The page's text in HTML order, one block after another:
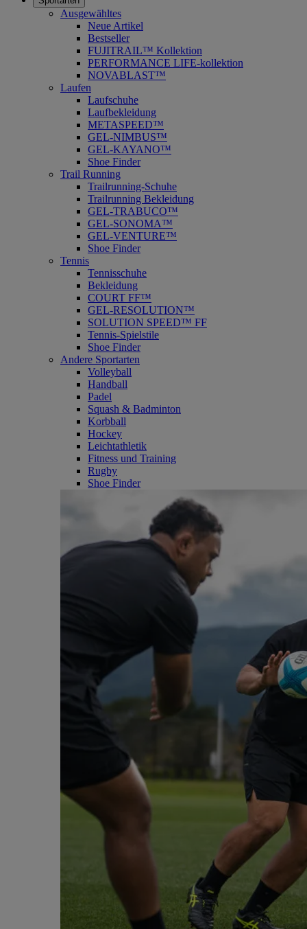
Ausgewähltes
Neue Artikel
Bestseller
FUJITRAIL™ Kollektion
PERFORMANCE LIFE-kollektion
NOVABLAST™
Laufen
Laufschuhe
Laufbekleidung
METASPEED™
GEL-NIMBUS™
GEL-KAYANO™
Shoe Finder
Trail Running
Trailrunning-Schuhe
Trailrunning Bekleidung
GEL-TRABUCO™
GEL-SONOMA™
GEL-VENTURE™
Shoe Finder
Tennis
Tennisschuhe
Bekleidung
COURT FF™
GEL-RESOLUTION™
SOLUTION SPEED™ FF
Tennis-Spielstile
Shoe Finder
Andere Sportarten
Volleyball
Handball
Padel
Squash & Badminton
Korbball
Hockey
Leichtathletik
Fitness und Training
Rugby
Shoe Finder